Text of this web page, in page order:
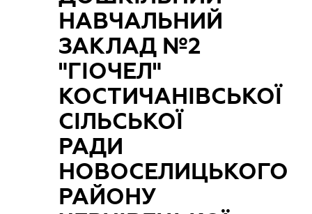
НАВЧАЛЬНИЙ
ЗАКЛАД №2
"ГІОЧЕЛ"
КОСТИЧАНІВСЬКОЇ
СІЛЬСЬКОЇ
РАДИ
НОВОСЕЛИЦЬКОГО
РАЙОНУ